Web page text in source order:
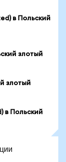
в Польский
злотый
злотый
в Польский